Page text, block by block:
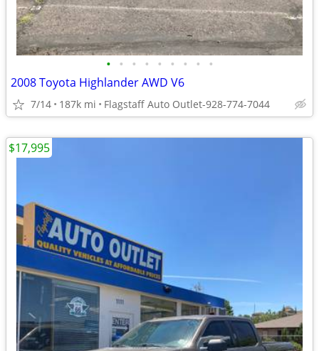
• • • • • • • • •
2008 Toyota Highlander AWD V6
7/14 187k mi Flagstaff Auto Outlet-928-774-7044
$17,995